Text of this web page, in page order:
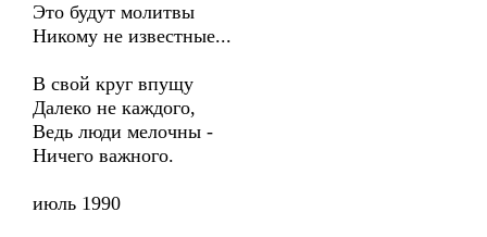
Это будут молитвы
Никому не известные...
В свой круг впущу
Далеко не каждого,
Ведь люди мелочны -
Ничего важного.
июль 1990